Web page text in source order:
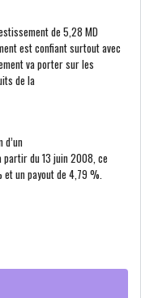
de 5,28 MD
est confiant surtout avec
va porter sur les
de la
partir du 13 juin 2008, ce
un payout de 4,79 %.